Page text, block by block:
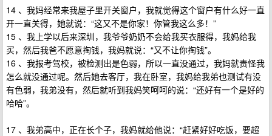
14 、我妈经常来我屋子里开关窗户，我就觉得这个窗户有什么好一直
开一直关得，她就说：“这又不是你家！你管我这么多！”
15 、我上学以后来深圳，我爷爷奶奶不会给我买衣服得，我妈给我
买，然后我爸不愿意掏钱，我妈就说：“又不让你掏钱”。
16 、我报考驾校，被检测出是色弱，所以一直没通过，我妈就责怪我
怎么就没通过呢。然后她去客厅，我在卧室，我妈给我弟也测试有没
有色弱，我弟没有，然后就听到我妈笑呵呵的说：“还好有一个是好的
哈哈”。
17 、我弟高中，正在长个子，我妈就给他说：“赶紧好好吃饭，要超